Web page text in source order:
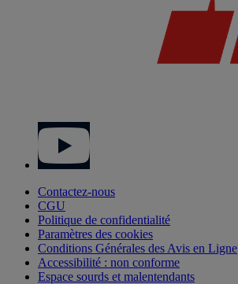
Contactez-nous
CGU
Politique de confidentialité
Paramètres des cookies
Conditions Générales des Avis en Ligne
Accessibilité : non conforme
Espace sourds et malentendants